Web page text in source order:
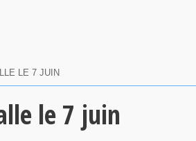
LE 7 JUIN
le 7 juin